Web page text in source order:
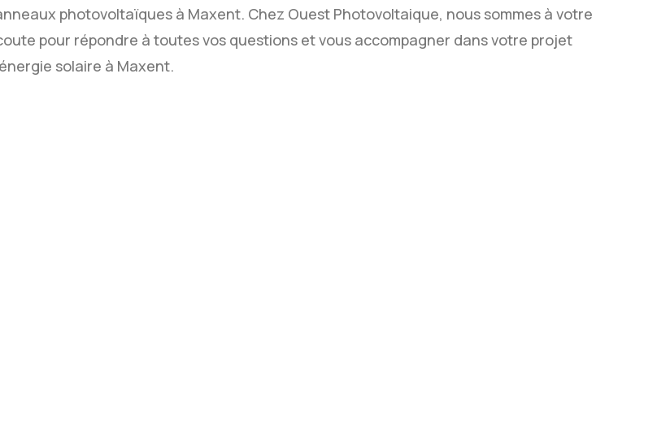
photovoltaïques à Maxent. Chez Ouest Photovoltaique, nous sommes à votre
pour répondre à toutes vos questions et vous accompagner dans votre projet
solaire à Maxent.